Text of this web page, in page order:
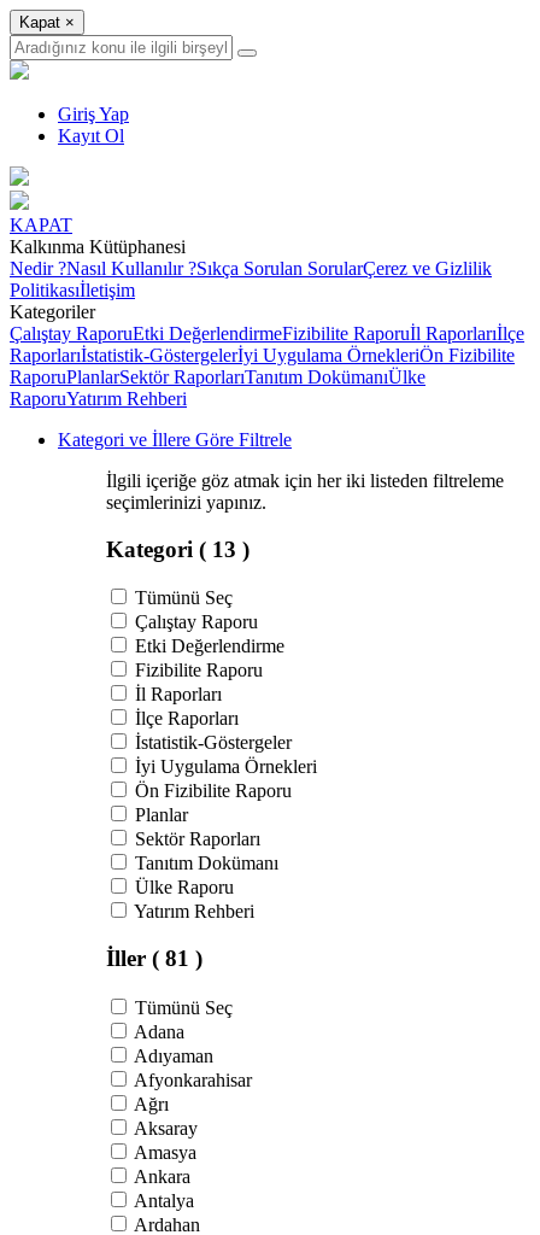
Kapat ×
Giriş Yap
Kayıt Ol
KAPAT
Kalkınma Kütüphanesi
Nedir ?Nasıl Kullanılır ?Sıkça Sorulan SorularÇerez ve Gizlilik
Politikasıİletişim
Kategoriler
Çalıştay RaporuEtki DeğerlendirmeFizibilite Raporuİl Raporlarıİlçe
Raporlarıİstatistik-Göstergelerİyi Uygulama ÖrnekleriÖn Fizibilite
RaporuPlanlarSektör RaporlarıTanıtım DokümanıÜlke
RaporuYatırım Rehberi
Kategori ve İllere Göre Filtrele
İlgili içeriğe göz atmak için her iki listeden filtreleme
seçimlerinizi yapınız.
Kategori ( 13 )
Tümünü Seç
Çalıştay Raporu
Etki Değerlendirme
Fizibilite Raporu
İl Raporları
İlçe Raporları
İstatistik-Göstergeler
İyi Uygulama Örnekleri
Ön Fizibilite Raporu
Planlar
Sektör Raporları
Tanıtım Dokümanı
Ülke Raporu
Yatırım Rehberi
İller ( 81 )
Tümünü Seç
Adana
Adıyaman
Afyonkarahisar
Ağrı
Aksaray
Amasya
Ankara
Antalya
Ardahan